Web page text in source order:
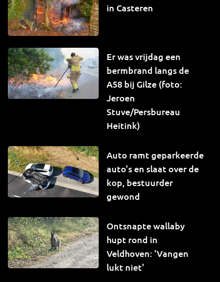
in Casteren
Er was vrijdag een
bermbrand langs de
A58 bij Gilze (foto:
Jeroen
Stuve/Persbureau
Heitink)
Auto ramt geparkeerde
auto's en slaat over de
kop, bestuurder
gewond
Ontsnapte wallaby
hupt rond in
Veldhoven: 'Vangen
lukt niet'